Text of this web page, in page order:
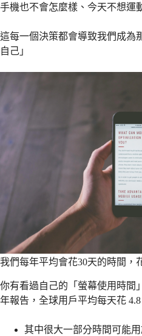
手機也不會怎麼樣、今天不想運
這每一個決策都會導致我們成為
自己」
我們每年平均會花30天的時間，
你有看過自己的「螢幕使用時間
年報告，全球用戶平均每天花
其中很大一部分時間可能